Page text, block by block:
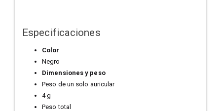
Especificaciones
Color
Negro
Dimensiones y peso
Peso de un solo auricular
4 g
Peso total